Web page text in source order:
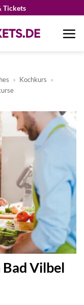
Tickets
» Kochkurs »
Vilbel